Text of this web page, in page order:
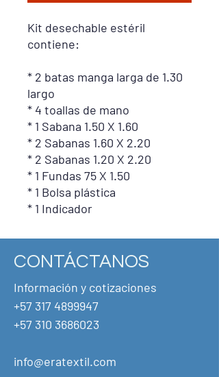
Kit desechable estéril
contiene:
* 2 batas manga larga de 1.30
largo
* 4 toallas de mano
* 1 Sabana 1.50 X 1.60
* 2 Sabanas 1.60 X 2.20
* 2 Sabanas 1.20 X 2.20
* 1 Fundas 75 X 1.50
* 1 Bolsa plástica
* 1 Indicador
CONTÁCTANOS
Información y cotizaciones
+57 317 4899947
+57 310 3686023
info@eratextil.com